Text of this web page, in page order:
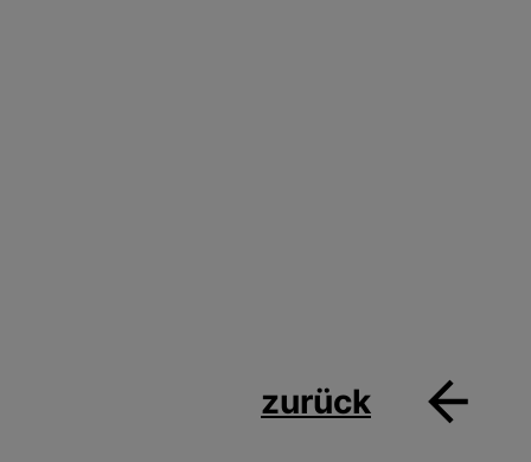
zurück